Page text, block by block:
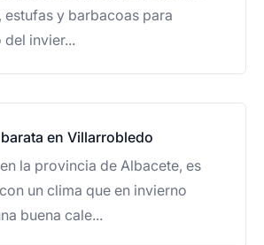
estufas y barbacoas para
invier...
en Villarrobledo
la provincia de Albacete, es
un clima que en invierno
buena cale...